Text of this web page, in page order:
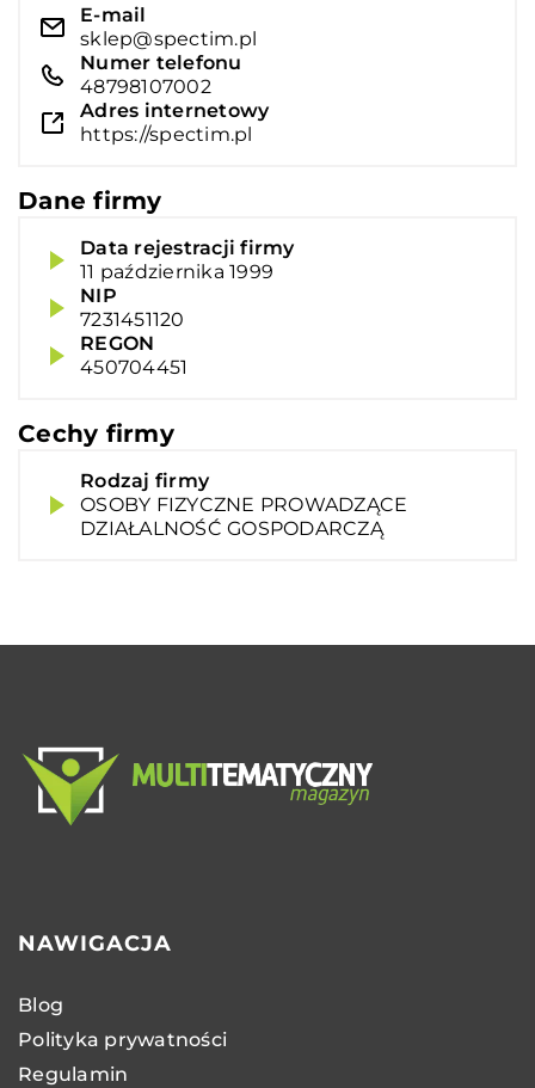
E-mail
sklep@spectim.pl
Numer telefonu
48798107002
Adres internetowy
https://spectim.pl
Dane firmy
Data rejestracji firmy
11 października 1999
NIP
7231451120
REGON
450704451
Cechy firmy
Rodzaj firmy
OSOBY FIZYCZNE PROWADZĄCE
DZIAŁALNOŚĆ GOSPODARCZĄ
NAWIGACJA
Blog
Polityka prywatności
Regulamin